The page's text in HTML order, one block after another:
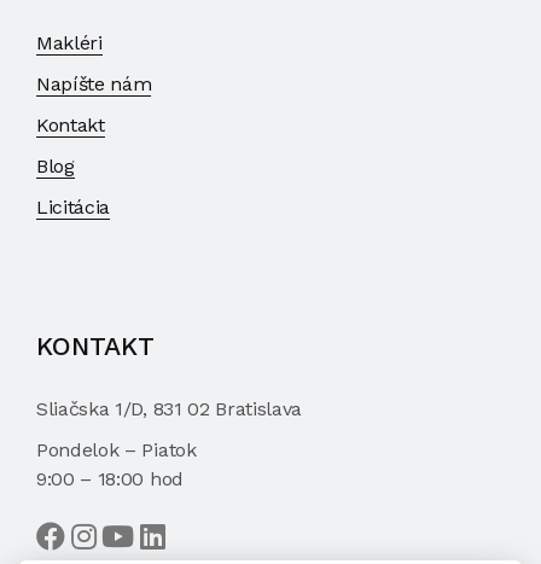
Makléri
Napíšte nám
Kontakt
Blog
Licitácia
KONTAKT
Sliačska 1/D, 831 02 Bratislava
Pondelok – Piatok
9:00 – 18:00 hod